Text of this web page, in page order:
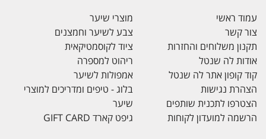
עמוד ראשי
צור קשר
תקנון משלוחים והחזרות
אודות לה שנטל
קוד קופון אתר לה שנטל
הצהרת נגישות
הצטרפו לתכנית שותפים
הרשמה למועדון לקוחות
מוצרי שיער
צבע לשיער וחמצנים
ציוד לקוסמטיקאית
ריהוט למספרה
אמפולות לשיער
בלוג - טיפים ומדריכים למוצרי
שיער
גיפט קארד GIFT CARD